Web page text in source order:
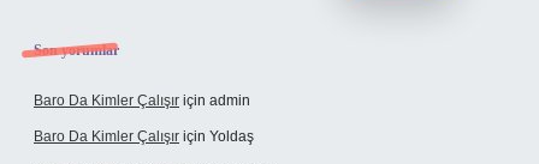
Son yorumlar
Baro Da Kimler Çalışır için admin
Baro Da Kimler Çalışır için Yoldaş